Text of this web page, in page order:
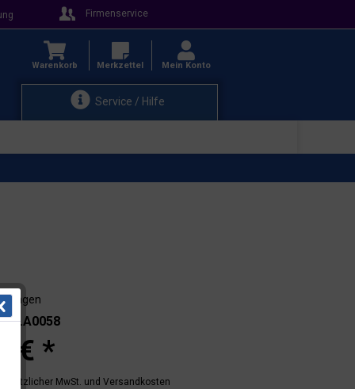
Firmenservice
Service / Hilfe
Warenkorb Merkzettel Mein Konto
Tagen
€ *
MwSt. und Versandkosten